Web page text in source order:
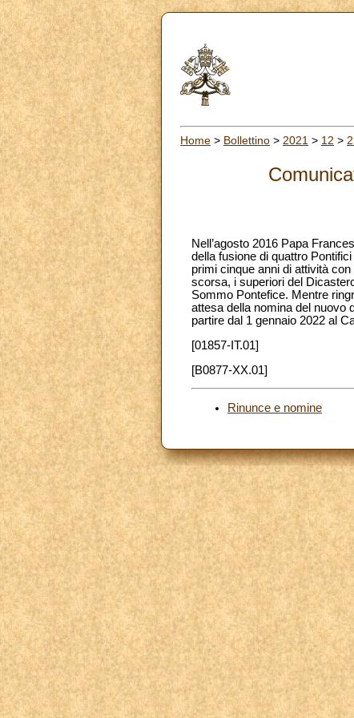
Home > Bollettino > 2021 > 12 >
Nell’agosto 2016 Papa
della fusione di quattro
primi cinque anni di attività con
scorsa, i superiori del
Sommo Pontefice. Mentre
attesa della nomina del nuovo
partire dal 1 gennaio 2022 al
[01857-IT.01]
[B0877-XX.01]
Rinunce e nomine